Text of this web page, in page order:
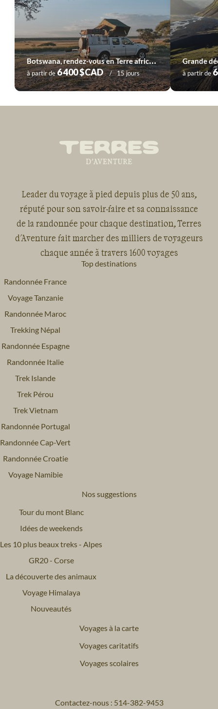
B
otswana, rendez-vous en Terre africaine
à partir de6 400 $CAD 15 jours
Grande
à partir de
Leader du voyage à pied depuis plus de 50 ans,
réputé pour son savoir-faire et sa connaissance
de la randonnée pour chaque destination, Terres
d'Aventure fait marcher des milliers de voyageurs
chaque année à travers 1600 voyages
Top destinations
Randonnée France
Voyage Tanzanie
Randonnée Maroc
Trekking Népal
Randonnée Espagne
Randonnée Italie
Trek Islande
Trek Pérou
Trek Vietnam
Randonnée Portugal
Randonnée Cap-Vert
Randonnée Croatie
Voyage Namibie
Nos suggestions
Tour du mont Blanc
Idées de weekends
Les 10 plus beaux treks - Alpes
GR20 - Corse
La découverte des animaux
Voyage Himalaya
Nouveautés
Voyages à la carte
Voyages caritatifs
Voyages scolaires
Contactez-nous : 514-382-9453